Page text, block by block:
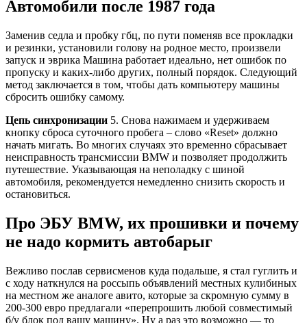
Автомобили после 1987 года
Заменив седла и пробку гбц, по пути поменяв все прокладки
и резинки, установили голову на родное место, произвели
запуск и эврика Машина работает идеально, нет ошибок по
пропуску и каких-либо других, полный порядок. Следующий
метод заключается в том, чтобы дать компьютеру машины
сбросить ошибку самому.
Цепь синхронизации 5. Снова нажимаем и удерживаем
кнопку сброса суточного пробега – слово «Reset» должно
начать мигать. Во многих случаях это временно сбрасывает
неисправность трансмиссии BMW и позволяет продолжить
путешествие. Указывающая на неполадку с шиной
автомобиля, рекомендуется немедленно снизить скорость и
остановиться.
Про ЭБУ BMW, их прошивки и почему
не надо кормить автобарыг
Вежливо послав сервисменов куда подальше, я стал гуглить и
с ходу наткнулся на россыпь объявлений местных кулибиных
на местном же аналоге авито, которые за скромную сумму в
200-300 евро предлагали «перепрошить любой совместимый
б/у блок под вашу машину». Ну а раз это возможно — то